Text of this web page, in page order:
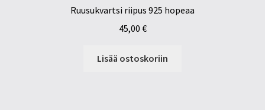
Ruusukvartsi riipus 925 hopeaa
45,00 €
Lisää ostoskoriin